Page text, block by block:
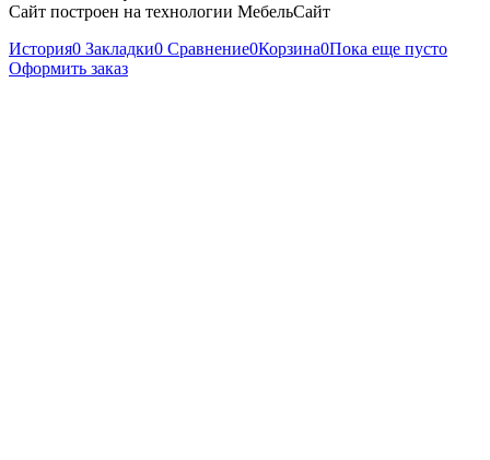
Сайт построен на технологии МебельСайт
История0 Закладки0 Сравнение0Корзина0Пока еще пусто
Оформить заказ